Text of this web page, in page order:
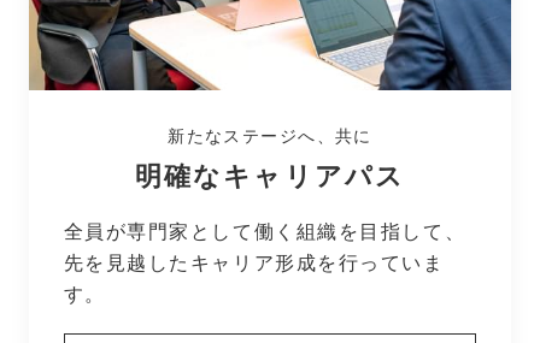
明確なキャリアパス
新たなステージへ、共に
全員が専門家として働く組織を目指して、
先を見越したキャリア形成を行っていま
す。